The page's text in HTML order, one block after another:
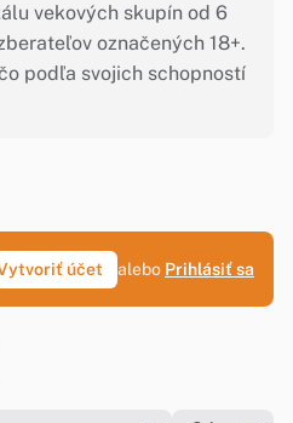
vekových skupín od 6
označených 18+.
podľa svojich schopností
účet alebo Prihlásiť sa